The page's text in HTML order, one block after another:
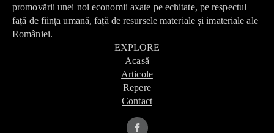
promovării unei noi economii axate pe echitate, pe respectul
față de ființa umană, față de resursele materiale și imateriale ale
României.
EXPLORE
Acasă
Articole
Repere
Contact